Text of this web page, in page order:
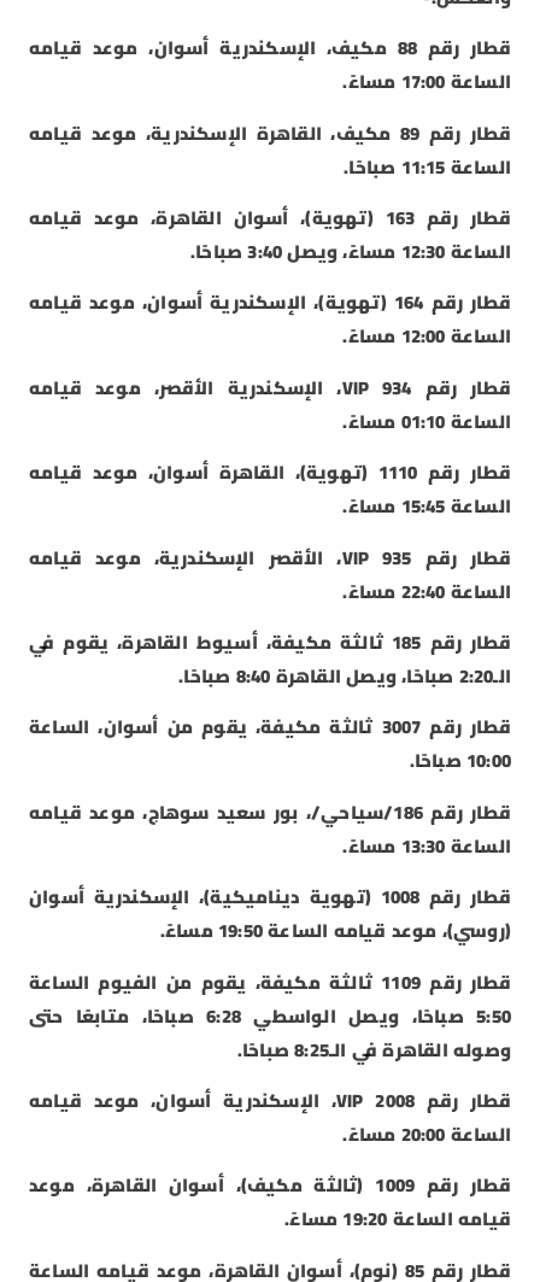
قطار رقم 88 مكيف، الإسكندرية أسوان، موعد قيامه
الساعة 17:00 مساءً.
قطار رقم 89 مكيف، القاهرة الإسكندرية، موعد قيامه
الساعة 11:15 صباحًا.
قطار رقم 163 (تهوية)، أسوان القاهرة، موعد قيامه
الساعة 12:30 مساءً، ويصل 3:40 صباحًا.
قطار رقم 164 (تهوية)، الإسكندرية أسوان، موعد قيامه
الساعة 12:00 مساءً.
قطار رقم 934 VIP، الإسكندرية الأقصر، موعد قيامه
الساعة 01:10 مساءً.
قطار رقم 1110 (تهوية)، القاهرة أسوان، موعد قيامه
الساعة 15:45 مساءً.
قطار رقم 935 VIP، الأقصر الإسكندرية، موعد قيامه
الساعة 22:40 مساءً.
قطار رقم 185 ثالثة مكيفة، أسيوط القاهرة، يقوم في
الـ2:20 صباحًا، ويصل القاهرة 8:40 صباحًا.
قطار رقم 3007 ثالثة مكيفة، يقوم من أسوان، الساعة
10:00 صباحًا.
قطار رقم 186/سياحي/، بور سعيد سوهاج، موعد قيامه
الساعة 13:30 مساءً.
قطار رقم 1008 (تهوية ديناميكية)، الإسكندرية أسوان
(روسي)، موعد قيامه الساعة 19:50 مساءً.
قطار رقم 1109 ثالثة مكيفة، يقوم من الفيوم الساعة
5:50 صباحًا، ويصل الواسطي 6:28 صباحًا، متابعًا حتى
وصوله القاهرة في الـ8:25 صباحًا.
قطار رقم 2008 VIP، الإسكندرية أسوان، موعد قيامه
الساعة 20:00 مساءً.
قطار رقم 1009 (ثالثة مكيف)، أسوان القاهرة، موعد
قيامه الساعة 19:20 مساءً.
قطار رقم 85 (نوم)، أسوان القاهرة، موعد قيامه الساعة